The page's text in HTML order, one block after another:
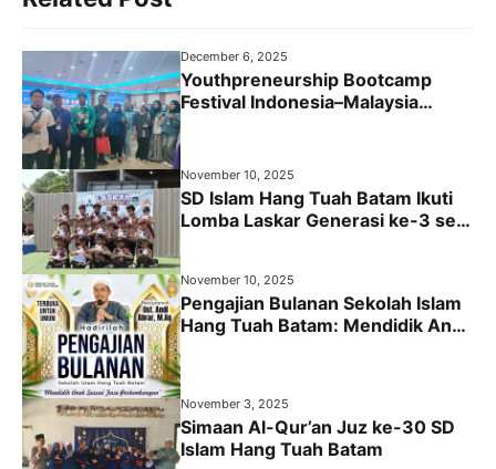
e
o
o
k
t
e
r
t
A
p
p
r
a
December 6, 2025
Youthpreneurship Bootcamp
Festival Indonesia–Malaysia
Dengan Kehadiran Peserta dari
Kelas XII Sekolah Islam Hang Tuah
Batam
November 10, 2025
SD Islam Hang Tuah Batam Ikuti
Lomba Laskar Generasi ke-3 se-
November 10, 2025
Pengajian Bulanan Sekolah Islam
Hang Tuah Batam: Mendidik Anak
Sesuai Fase Perkembangan
November 3, 2025
Simaan Al-Qur’an Juz ke-30 SD
Islam Hang Tuah Batam